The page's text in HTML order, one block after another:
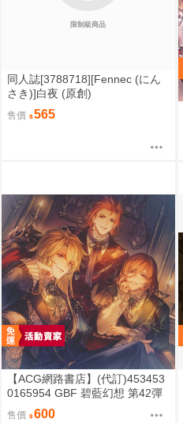
限制級商品
同人誌[3788718][Fennec (にん
さき)]白夜 (原創)
售價 565
【ACG網路書店】(代訂)453453
0165954 GBF 碧藍幻想 第42彈
角色歌CD「Melodies of Wales」
售價 600